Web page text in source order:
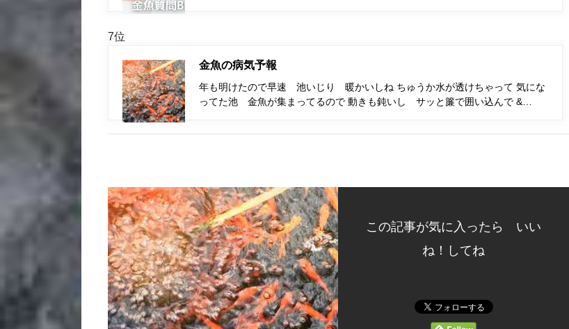
7位
金魚の病気予報
年も明けたので早速 池いじり 暖かいしね ちゅうか水が透けちゃって 気にな
ってた池 金魚が集まってるので 動きも鈍いし サッと簾で囲い込んで &…
この記事が気に入ったら いい
ね！してね